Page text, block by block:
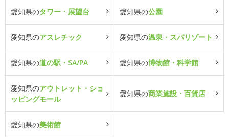
愛知県のタワー・展望台 愛知県の公園
愛知県のアスレチック 愛知県の温泉・スパリゾート
愛知県の道の駅・SA/PA 愛知県の博物館・科学館
愛知県のアウトレット・ショ
ッピングモール
愛知県の商業施設・百貨店
愛知県の美術館